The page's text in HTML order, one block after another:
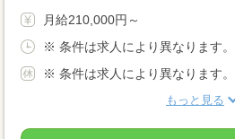
月給210,000円～
※ 条件は求人により異なります。
※ 条件は求人により異なります。
もっと見る